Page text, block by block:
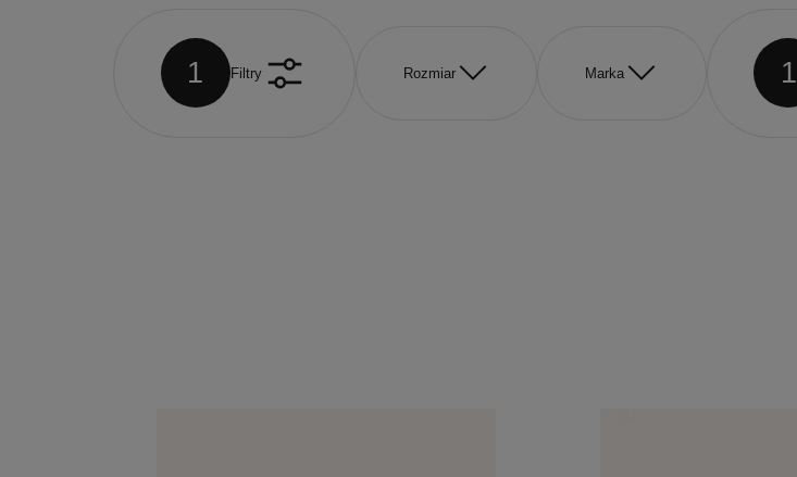
1 Filtry Rozmiar Marka 1